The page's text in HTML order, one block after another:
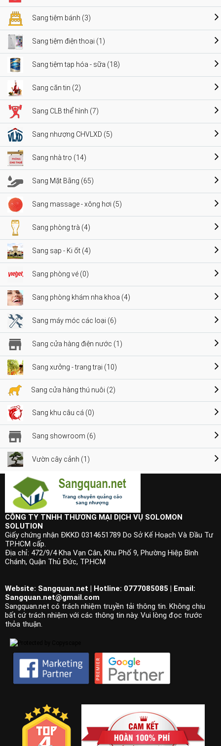
Sang tiệm bánh (3)
Sang tiệm điện thoại (1)
Sang tiệm tạp hóa - sữa (18)
Sang căn tin (2)
Sang CLB thể hình (7)
Sang nhượng CHVLXD (5)
Sang nhà trọ (14)
Sang Mặt Bằng (65)
Sang massage - xông hơi (5)
Sang phòng trà (4)
Sang sạp - Ki ốt (4)
Sang phòng vé (0)
Sang phòng khám nha khoa (4)
Sang máy móc các loại (6)
Sang cửa hàng điện nước (1)
Sang xưởng - trang trại (10)
Sang cửa hàng thú nuôi (2)
Sang khu câu cá (0)
Sang showroom (6)
Vườn cây cảnh (1)
CÔNG TY TNHH THƯƠNG MẠI DỊCH VỤ SOLOMON
SOLUTION
Giấy chứng nhận ĐKKD 0314651789 Do Sở Kế Hoạch Và Đầu Tư
TP.HCM cấp.
Địa chỉ: 472/9/4 Kha Vạn Cân, Khu Phố 9, Phường Hiệp Bình
Chánh, Quận Thủ Đức, TP.HCM
Website: Sangquan.net | Hotline: 0777085085 | Email:
Sangquan.net@gmail.com
Sangquan.net có trách nhiệm truyền tải thông tin. Không chịu
bất cứ trách nhiệm với các thông tin này. Vui lòng đọc trước
thỏa thuận.